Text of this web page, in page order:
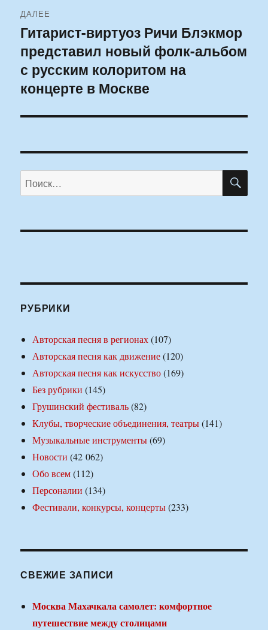
ДАЛЕЕ
Следующая
запись:
Гитарист-виртуоз Ричи Блэкмор
представил новый фолк-альбом
с русским колоритом на
концерте в Москве
Искать:
РУБРИКИ
Авторская песня в регионах(107)
Авторская песня как движение(120)
Авторская песня как искусство(169)
Без рубрики (145)
Грушинский фестиваль(82)
Клубы, творческие объединения, театры(141)
Музыкальные инструменты(69)
Новости (42 062)
Обо всем(112)
Персоналии (134)
Фестивали, конкурсы, концерты(233)
СВЕЖИЕ ЗАПИСИ
Москва Махачкала самолет: комфортное
путешествие между столицами